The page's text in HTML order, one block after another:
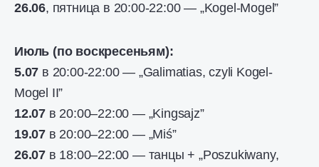
26.06, пятница в 20:00-22:00 — „Kogel-Mogel”
Июль (по воскресеньям):
5.07 в 20:00-22:00 — „Galimatias, czyli Kogel-
Mogel II”
12.07 в 20:00–22:00 — „Kingsajz”
19.07 в 20:00–22:00 — „Miś”
26.07 в 18:00–22:00 — танцы + „Poszukiwany,